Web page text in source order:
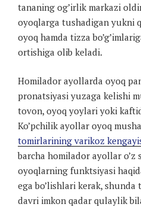
tananing og’irlik markazi
oyoqlarga tushadigan yukni
oyoq hamda tizza
ortishiga olib keladi.
Homilador ayollarda oyoq
pronatsiyasi yuzaga kelishi
tovon, oyoq yoylari yoki
Ko’pchilik ayollar oyoq
tomirlarining varikoz
barcha homilador ayollar o’z
oyoqlarning funktsiyasi
ega bo’lishlari kerak,
davri imkon qadar qulaylik